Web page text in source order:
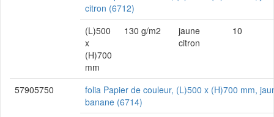
citron (6712)
(L)500
x
(H)700
mm
130 g/m2
jaune
citron
10
57905750
folia Papier de couleur, (L)500 x (H)700 mm,
banane (6714)